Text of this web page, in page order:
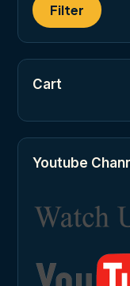
Filter
Cart
Youtube